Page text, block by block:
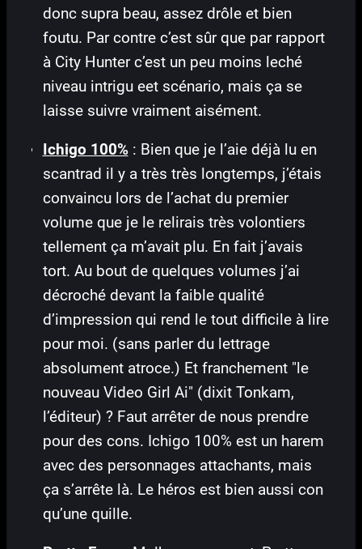
donc supra beau, assez drôle et bien
foutu. Par contre c’est sûr que par rapport
à City Hunter c’est un peu moins leché
niveau intrigu eet scénario, mais ça se
laisse suivre vraiment aisément.
Ichigo 100%: Bien que je l’aie déjà lu en
scantrad il y a très très longtemps, j’étais
convaincu lors de l’achat du premier
volume que je le relirais très volontiers
tellement ça m’avait plu. En fait j’avais
tort. Au bout de quelques volumes j’ai
décroché devant la faible qualité
d’impression qui rend le tout difficile à lire
pour moi. (sans parler du lettrage
absolument atroce.) Et franchement "le
nouveau Video Girl Ai" (dixit Tonkam,
l’éditeur) ? Faut arrêter de nous prendre
pour des cons. Ichigo 100% est un harem
avec des personnages attachants, mais
ça s’arrête là. Le héros est bien aussi con
qu’une quille.